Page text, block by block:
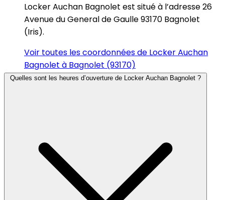
Locker Auchan Bagnolet est situé à l’adresse 26
Avenue du General de Gaulle 93170 Bagnolet
(Iris).
Voir toutes les coordonnées de Locker Auchan
Bagnolet à Bagnolet (93170)
Quelles sont les heures d’ouverture de Locker Auchan Bagnolet ?